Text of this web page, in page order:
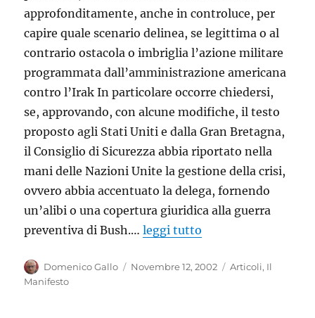
approfonditamente, anche in controluce, per
capire quale scenario delinea, se legittima o al
contrario ostacola o imbriglia l’azione militare
programmata dall’amministrazione americana
contro l’Irak In particolare occorre chiedersi,
se, approvando, con alcune modifiche, il testo
proposto agli Stati Uniti e dalla Gran Bretagna,
il Consiglio di Sicurezza abbia riportato nella
mani delle Nazioni Unite la gestione della crisi,
ovvero abbia accentuato la delega, fornendo
un’alibi o una copertura giuridica alla guerra
preventiva di Bush.…leggi tutto
Autore
Domenico Gallo
Pubblicato
Novembre 12, 2002 Categorie
Articoli, Il
Manifesto